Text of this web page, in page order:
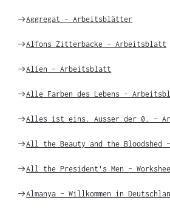
Weiter
Aggregat - Arbeitsblätter
Weiter
Alfons Zitterbacke – Arbeitsblatt
Weiter
Alien – Arbeitsblatt
Weiter
Alle Farben des Lebens -
Weiter
Alles ist eins. Ausser der 0. –
Weiter
All the Beauty and the Bloodshed
Weiter
All the President's Men –
Weiter
Almanya – Willkommen in